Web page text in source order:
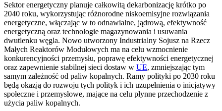
Sektor energetyczny planuje całkowitą dekarbonizację krótko po
2040 roku, wykorzystując różnorodne niskoemisyjne rozwiązania
energetyczne, włączając w to odnawialne, jądrową, efektywność
energetyczną oraz technologie magazynowania i usuwania
dwutlenku węgla. Nowo utworzony Industrialny Sojusz na Rzecz
Małych Reaktorów Modułowych ma na celu wzmocnienie
konkurencyjności przemysłu, poprawę efektywności energetycznej
oraz zapewnienie stabilnej sieci dostaw w UE, zmniejszając tym
samym zależność od paliw kopalnych. Ramy polityki po 2030 roku
będą okazją do rozwoju tych polityk i ich uzupełnienia o inicjatywy
społeczne i przemysłowe, mające na celu płynne przechodzenie z
użycia paliw kopalnych.